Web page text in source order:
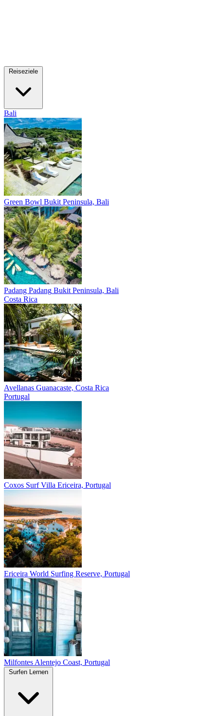
Bali
Green Bowl Bukit Peninsula, Bali
Padang Padang Bukit Peninsula, Bali
Costa Rica
Avellanas Guanacaste, Costa Rica
Portugal
Coxos Surf Villa Ericeira, Portugal
Ericeira World Surfing Reserve, Portugal
Milfontes Alentejo Coast, Portugal